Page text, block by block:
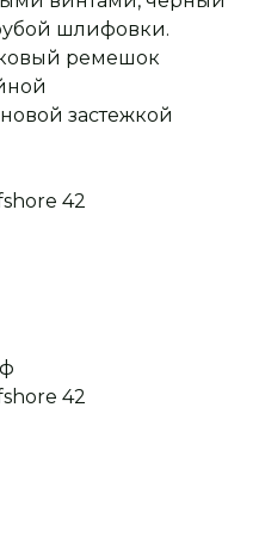
шлифовки.
ремешок
застежкой
42
42
выбором
исполнение